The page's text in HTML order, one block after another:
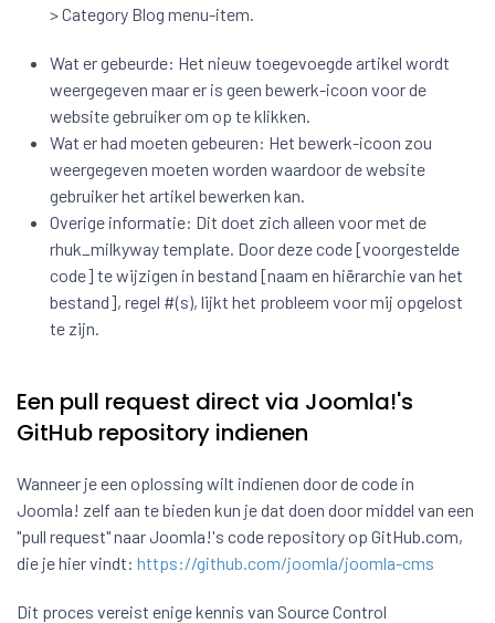
> Category Blog menu-item.
Wat er gebeurde: Het nieuw toegevoegde artikel wordt
weergegeven maar er is geen bewerk-icoon voor de
website gebruiker om op te klikken.
Wat er had moeten gebeuren: Het bewerk-icoon zou
weergegeven moeten worden waardoor de website
gebruiker het artikel bewerken kan.
Overige informatie: Dit doet zich alleen voor met de
rhuk_milkyway template. Door deze code [voorgestelde
code] te wijzigen in bestand [naam en hiërarchie van het
bestand], regel #(s), lijkt het probleem voor mij opgelost
te zijn.
Een pull request direct via Joomla!'s
GitHub repository indienen
Wanneer je een oplossing wilt indienen door de code in
Joomla! zelf aan te bieden kun je dat doen door middel van een
"pull request" naar Joomla!'s code repository op GitHub.com,
die je hier vindt: https://github.com/joomla/joomla-cms
Dit proces vereist enige kennis van Source Control